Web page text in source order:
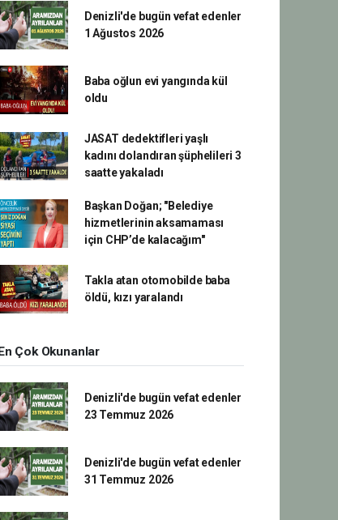
Denizli'de bugün vefat edenler
1 Ağustos 2026
Baba oğlun evi yangında kül
oldu
JASAT dedektifleri yaşlı
kadını dolandıran şüphelileri 3
saatte yakaladı
Başkan Doğan; "Belediye
hizmetlerinin aksamaması
için CHP’de kalacağım"
Takla atan otomobilde baba
öldü, kızı yaralandı
Çok Okunanlar
Denizli'de bugün vefat edenler
23 Temmuz 2026
Denizli'de bugün vefat edenler
31 Temmuz 2026